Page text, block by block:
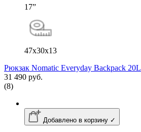
17”
47x30x13
Рюкзак Nomatic Everyday Backpack 20L
31 490 руб.
(8)
Добавлено в корзину ✓